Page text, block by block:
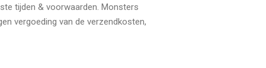
tijden & voorwaarden. Monsters
vergoeding van de verzendkosten,